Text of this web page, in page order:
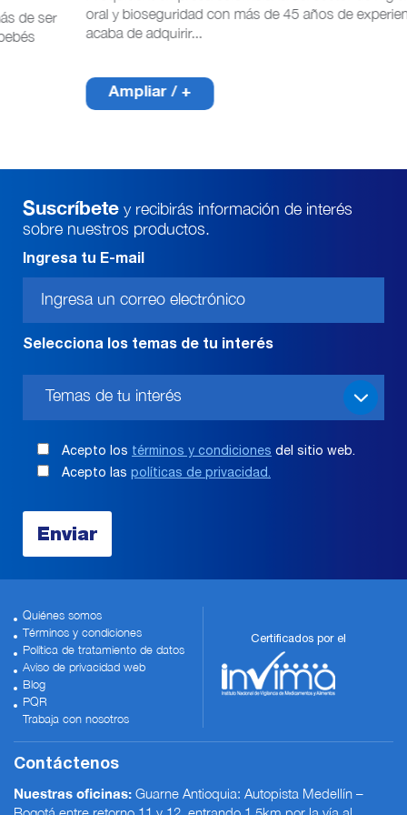
oral y bioseguridad con más de 45 años de experiencia
acaba de adquirir...
Ampliar / +
Suscríbete y recibirás información de interés
sobre nuestros productos.
Ingresa tu E-mail
Selecciona los temas de tu interés
Temas de tu interés
Acepto los términos y condiciones del sitio web.
Acepto las políticas de privacidad.
Quiénes somos
Términos y condiciones
Política de tratamiento de datos
Aviso de privacidad web
Blog
PQR
Trabaja con nosotros
Certificados por el
Contáctenos
Nuestras oficinas: Guarne Antioquia: Autopista Medellín –